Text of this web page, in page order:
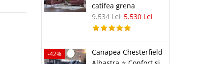
catifea grena
9.534 Lei 5.530 Lei
-42%
Canapea Chesterfield